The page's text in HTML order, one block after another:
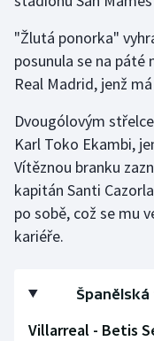
"Žlutá ponorka"
posunula se na
Real Madrid, jenž
Dvougólovým
Karl Toko Ekambi,
Vítěznou branku
kapitán Santi
po sobě, což se mu
kariéře.
Villarreal - Betis